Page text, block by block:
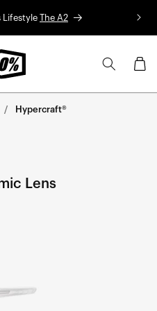
Lifestyle The A2
Panier
Hypercraft®
Lens